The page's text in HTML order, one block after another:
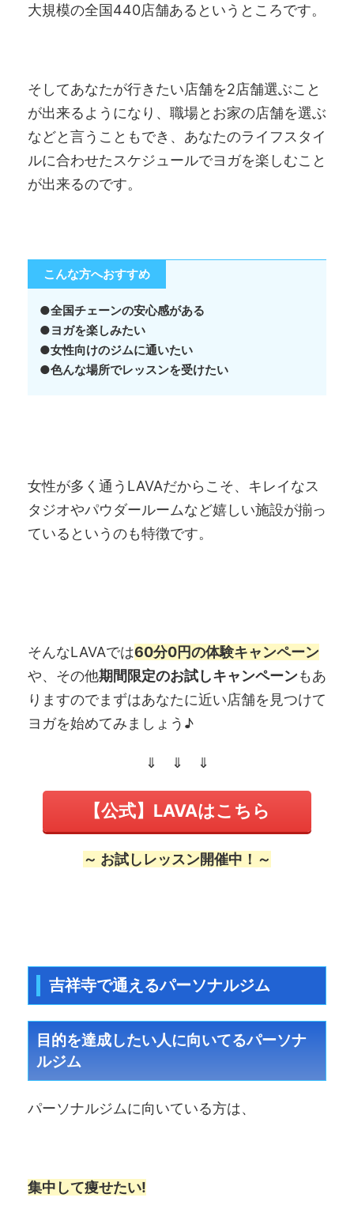
大規模の全国440店舗あるというところです。
そしてあなたが行きたい店舗を2店舗選ぶこと
が出来るようになり、職場とお家の店舗を選ぶ
などと言うこともでき、あなたのライフスタイ
ルに合わせたスケジュールでヨガを楽しむこと
が出来るのです。
こんな方へおすすめ
●全国チェーンの安心感がある
●ヨガを楽しみたい
●女性向けのジムに通いたい
●色んな場所でレッスンを受けたい
女性が多く通うLAVAだからこそ、キレイなス
タジオやパウダールームなど嬉しい施設が揃っ
ているというのも特徴です。
そんなLAVAでは60分0円の体験キャンペーン
や、その他期間限定のお試しキャンペーンもあ
りますのでまずはあなたに近い店舗を見つけて
ヨガを始めてみましょう♪
⇓ ⇓ ⇓
【公式】LAVAはこちら
～ お試しレッスン開催中！～
吉祥寺で通えるパーソナルジム
目的を達成したい人に向いてるパーソナ
ルジム
パーソナルジムに向いている方は、
集中して痩せたい!